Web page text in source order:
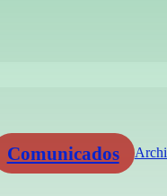
Comunicados